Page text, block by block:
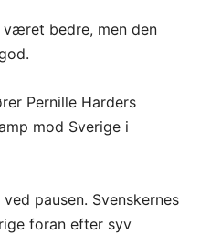
bedre, men den
Pernille Harders
mod Sverige i
pausen. Svenskernes
foran efter syv